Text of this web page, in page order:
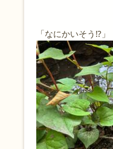
「なにかいそう⁉️」